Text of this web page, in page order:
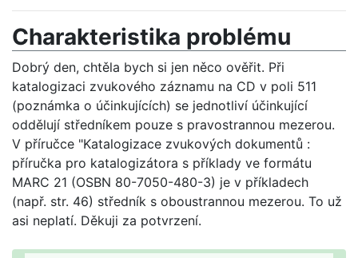
Charakteristika problému
Dobrý den, chtěla bych si jen něco ověřit. Při
katalogizaci zvukového záznamu na CD v poli 511
(poznámka o účinkujících) se jednotliví účinkující
oddělují středníkem pouze s pravostrannou mezerou.
V příručce "Katalogizace zvukových dokumentů :
příručka pro katalogizátora s příklady ve formátu
MARC 21 (OSBN 80-7050-480-3) je v příkladech
(např. str. 46) středník s oboustrannou mezerou. To už
asi neplatí. Děkuji za potvrzení.